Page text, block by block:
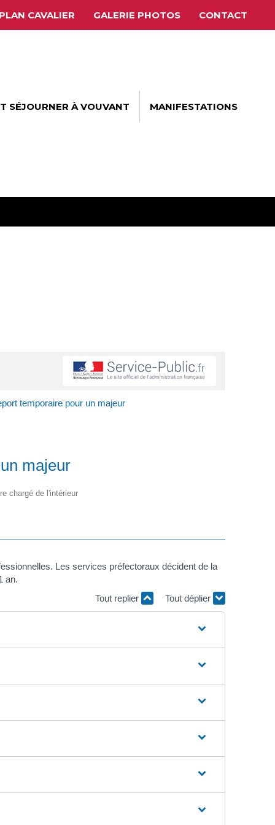
CAVALIER GALERIE PHOTOS CONTACT
SÉJOURNER À VOUVANT MANIFESTATIONS
temporaire pour un majeur
majeur
chargé de l'intérieur
Les services préfectoraux décident de la
an.
Tout replier
Tout déplier